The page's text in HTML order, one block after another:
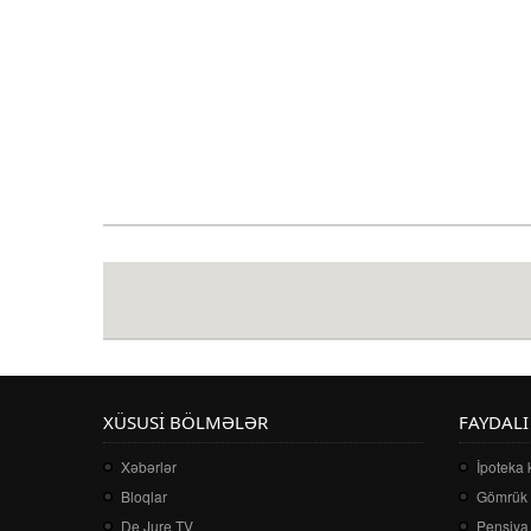
XÜSUSI BÖLMƏLƏR
Xəbərlər
Bloqlar
De Jure TV
FAYDALI
İpoteka